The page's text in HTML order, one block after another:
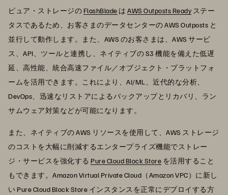
ピュア・ストレージのFlashBlade は AWS Outposts Ready ステー
タスであるため、お客さまのデータセンターの AWS Outposts と
並行して動作します。また、AWS のお客さまは、AWS サービ
ス、API、ツールと連携し、ネイティブの S3 機能を備えた低遅
延、高性能、統合高速ファイル／オブジェクト・プラットフォ
ームを活用できます。これにより、AI/ML、近代的な分析、
DevOps、迅速なリストアによるバックアップとリカバリ、ラン
サムウェア対策などが可能になります。
また、ネイティブの AWS リソースを使用して、AWS ストレージ
のコストを大幅に削減するエンタープライズ機能でストレー
ジ・サービスを強化する Pure Cloud Block Store を活用すること
もできます。Amazon Virtual Private Cloud（Amazon VPC）に新し
い Pure Cloud Block Store インスタンスを正常にデプロイする方